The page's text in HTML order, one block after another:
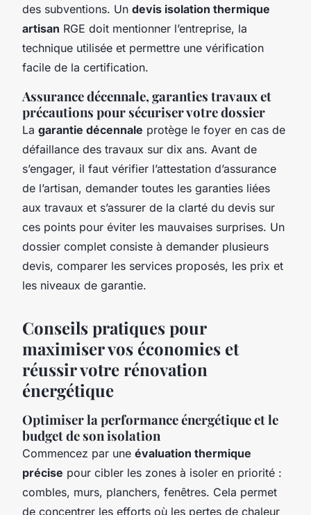
des subventions. Un devis isolation thermique
artisan RGE doit mentionner l’entreprise, la
technique utilisée et permettre une vérification
facile de la certification.
Assurance décennale, garanties travaux et
précautions pour sécuriser votre dossier
La garantie décennale protège le foyer en cas de
défaillance des travaux sur dix ans. Avant de
s’engager, il faut vérifier l’attestation d’assurance
de l’artisan, demander toutes les garanties liées
aux travaux et s’assurer de la clarté du devis sur
ces points pour éviter les mauvaises surprises. Un
dossier complet consiste à demander plusieurs
devis, comparer les services proposés, les prix et
les niveaux de garantie.
Conseils pratiques pour
maximiser vos économies et
réussir votre rénovation
énergétique
Optimiser la performance énergétique et le
budget de son isolation
Commencez par une évaluation thermique
précise pour cibler les zones à isoler en priorité :
combles, murs, planchers, fenêtres. Cela permet
de concentrer les efforts où les pertes de chaleur